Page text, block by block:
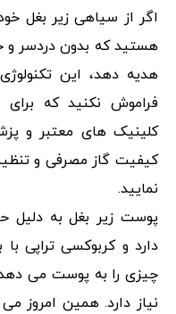
اگر از سیاهی زیر بغل
هستید که بدون دردسر و
هدیه دهد، این
فراموش نکنید که برای
کلینیک های معتبر و
کیفیت گاز مصرفی و
نمایید.
پوست زیر بغل به دلیل
دارد و کربوکسی تراپی
چیزی را به پوست می
نیاز دارد. همین امروز